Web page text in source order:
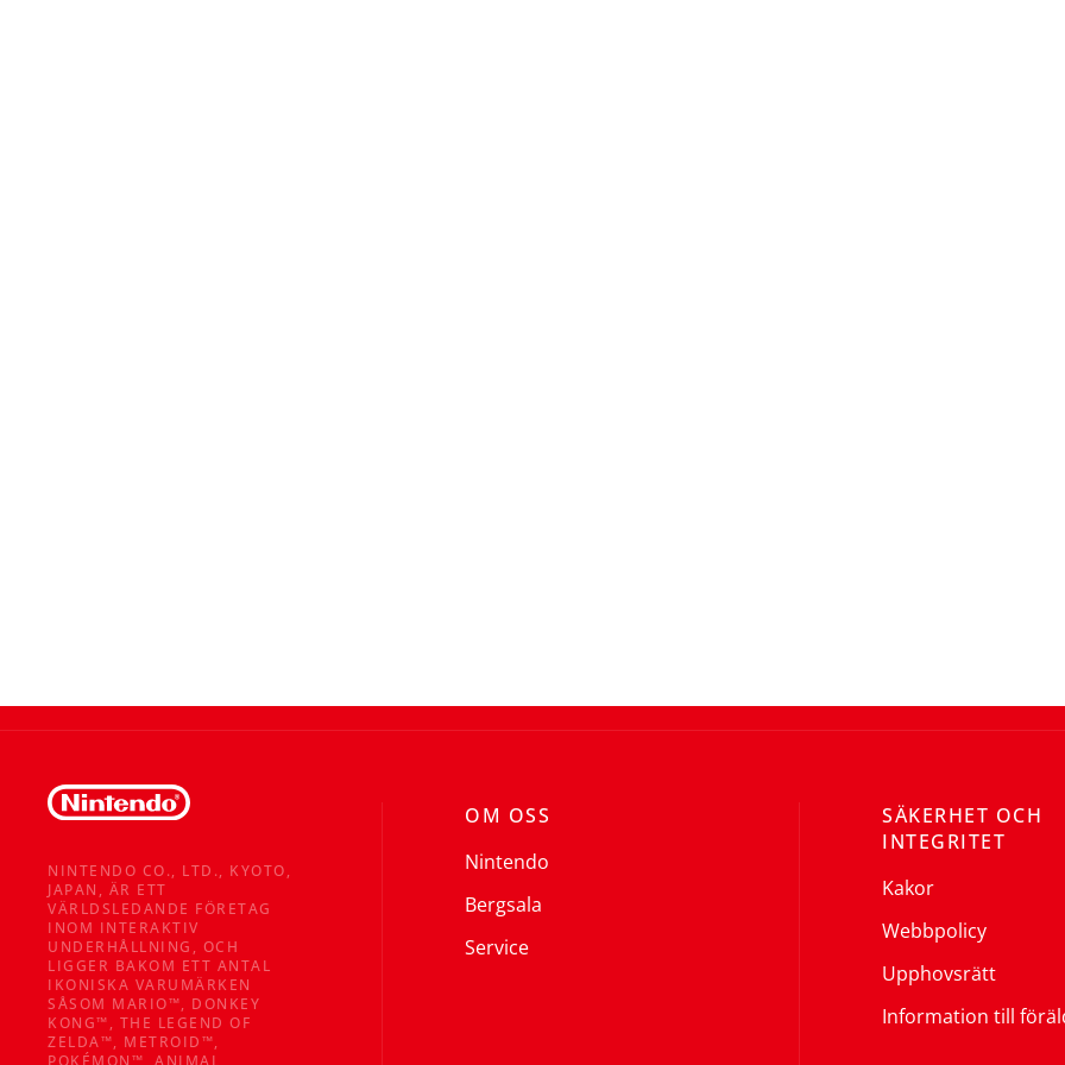
NINTENDO CO., LTD., KYOTO,
JAPAN, ÄR ETT
VÄRLDSLEDANDE FÖRETAG
INOM INTERAKTIV
UNDERHÅLLNING, OCH
LIGGER BAKOM ETT ANTAL
IKONISKA VARUMÄRKEN
SÅSOM MARIO™, DONKEY
KONG™, THE LEGEND OF
ZELDA™, METROID™,
POKÉMON™, ANIMAL
OM OSS
Nintendo
Bergsala
Service
SÄKERHET OCH
INTEGRITET
Kakor
Webbpolicy
Upphovsrätt
Information till